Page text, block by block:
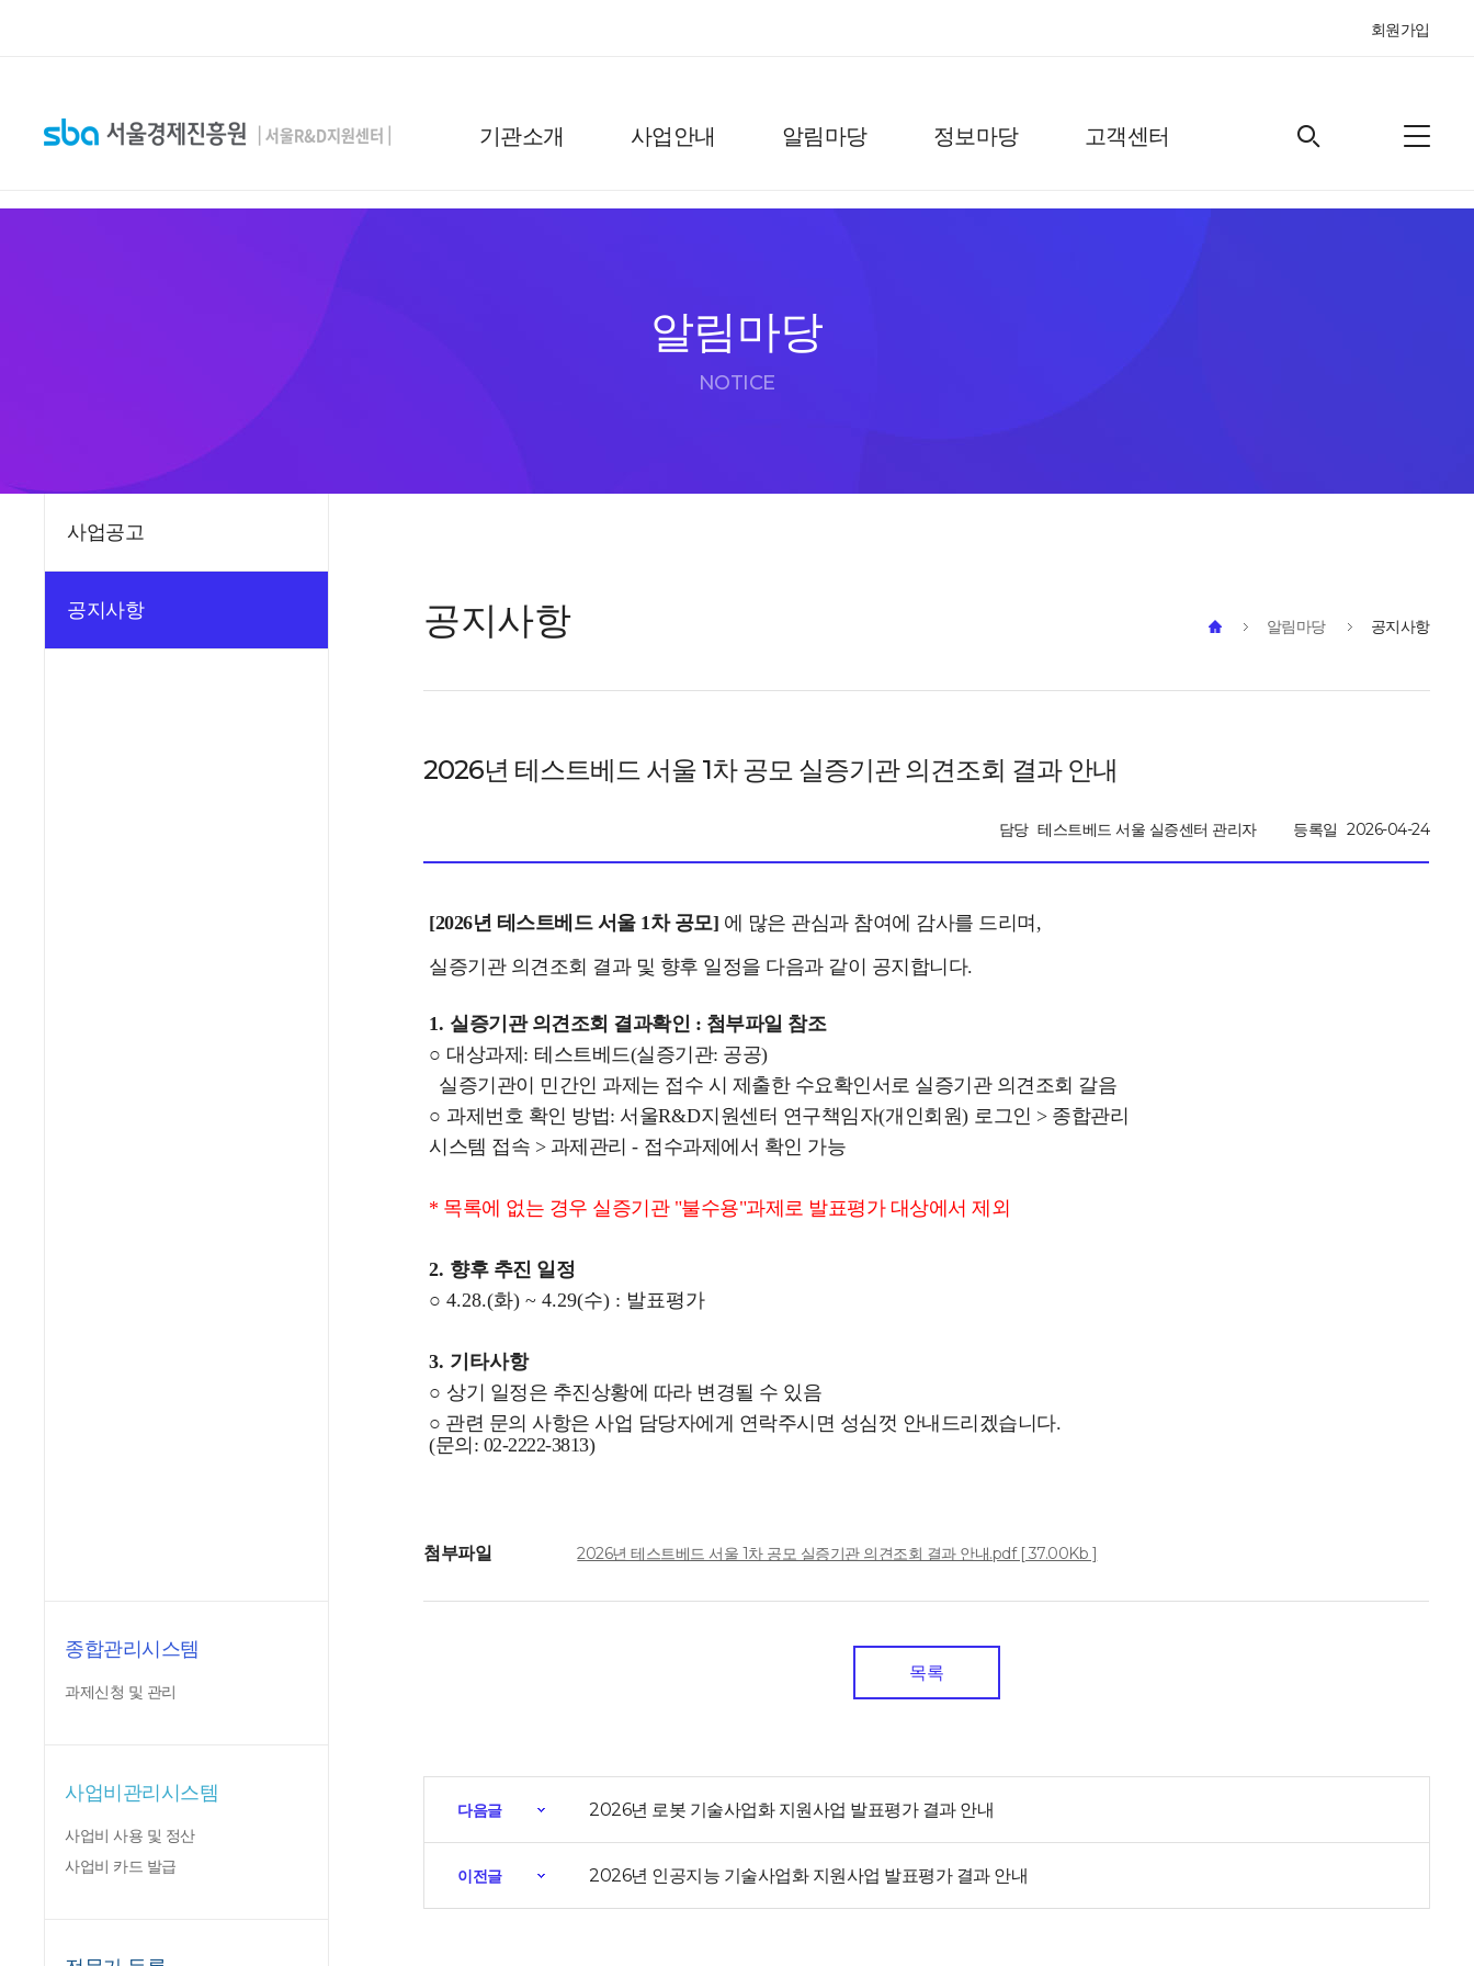
회원가입
기관소개 사업안내 알림마당 정보마당 고객센터
알림마당
NOTICE
사업공고
공지사항
종합관리시스템
과제신청 및 관리
사업비관리시스템
사업비 사용 및 정산
사업비 카드 발급
공지사항 알림마당 공지사항
2026년 테스트베드 서울 1차 공모 실증기관 의견조회 결과 안내
담당 테스트베드 서울 실증센터 관리자 등록일 2026-04-24
[2026년 테스트베드 서울1차 공모] 에 많은 관심과 참여에 감사를 드리며,
실증기관 의견조회 결과 및 향후 일정을 다음과 같이 공지합니다.
1. 실증기관 의견조회 결과확인 : 첨부파일 참조
○ 대상과제 : 테스트베드(실증기관: 공공)
실증기관이 민간인 과제는 접수 시 제출한 수요확인서로 실증기관 의견조회 갈음
○ 과제번호 확인 방법: 서울R&D지원센터 연구책임자(개인회원) 로그인 > 종합관리
시스템 접속 > 과제관리- 접수과제에서 확인 가능
* 목록에 없는 경우 실증기관 "불수용"과제로 발표평가 대상에서 제외
2. 향후 추진 일정
○ 4.28.(화) ~ 4.29(수) : 발표평가
3. 기타사항
○ 상기 일정은 추진상황에 따라 변경될 수 있음
○ 관련 문의 사항은 사업 담당자에게 연락주시면 성심껏 안내드리겠습니다.
(문의: 02-2222-3813)
첨부파일 2026년 테스트베드 서울 1차 공모 실증기관 의견조회 결과 안내.pdf [ 37.00Kb ]
목록
다음글 2026년 로봇 기술사업화 지원사업 발표평가 결과 안내
이전글 2026년 인공지능 기술사업화 지원사업 발표평가 결과 안내